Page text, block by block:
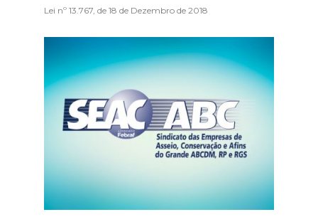
Lei nº 13.767, de 18 de Dezembro de 2018